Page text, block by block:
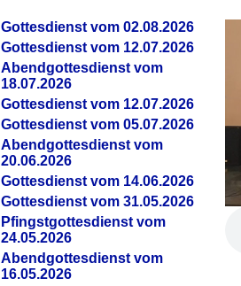
Gottesdienst vom 02.08.2026
Gottesdienst vom 12.07.2026
Abendgottesdienst vom
18.07.2026
Gottesdienst vom 12.07.2026
Gottesdienst vom 05.07.2026
Abendgottesdienst vom
20.06.2026
Gottesdienst vom 14.06.2026
Gottesdienst vom 31.05.2026
Pfingstgottesdienst vom
24.05.2026
Abendgottesdienst vom
16.05.2026